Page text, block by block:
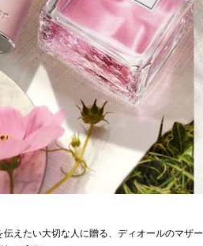
伝えたい大切な人に贈る、ディオールのマザ